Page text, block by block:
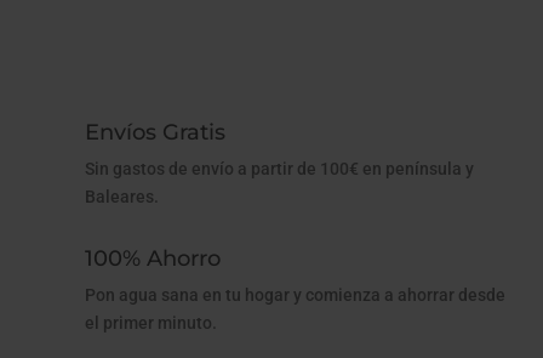
Envíos Gratis
Sin gastos de envío a partir de 100€ en península y
Baleares.
100% Ahorro
Pon agua sana en tu hogar y comienza a ahorrar desde
el primer minuto.